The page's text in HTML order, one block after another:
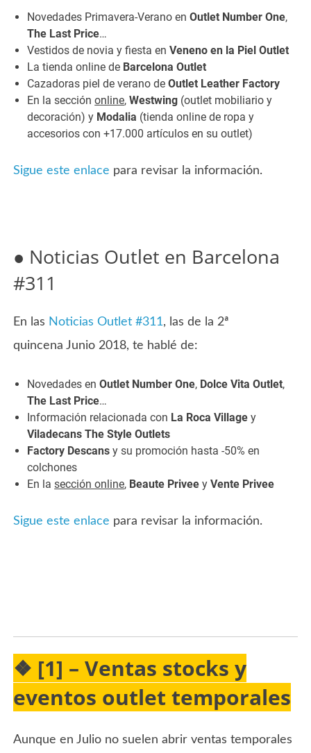
Novedades Primavera-Verano enOutlet Number One,
The Last Price…
Vestidos de novia y fiesta enVeneno en la Piel Outlet
La tienda online de Barcelona Outlet
Cazadoras piel de verano deOutlet Leather Factory
En la secciónonline,Westwing (outlet mobiliario y
decoración) y Modalia (tienda online de ropa y
accesorios con +17.000 artículos en su outlet)
Sigue este enlace para revisar la información.
● Noticias Outlet en Barcelona
#311
En las Noticias Outlet #311, las de la 2ª
quincena Junio 2018, te hablé de:
Novedades enOutlet Number One, Dolce Vita Outlet,
The Last Price…
Información relacionada con La Roca Village y
Viladecans The Style Outlets
Factory Descans y su promoción hasta -50% en
colchones
En lasección online, Beaute Privee yVente Privee
Sigue este enlace para revisar la información.
❖ [1] – Ventas stocks y
eventos outlet temporales
Aunque en Julio no suelen abrir ventas temporales